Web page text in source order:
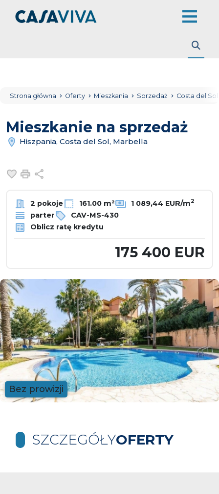
Strona główna Oferty Mieszkania Sprzedaż Costa del Sol
Mieszkanie na sprzedaż
Hiszpania, Costa del Sol, Marbella
Dodaj do ulubionych
Drukuj
2 pokoje 161.00 m² 1 089,44 EUR/m2
parter
CAV-MS-430
Oblicz ratę kredytu
175 400 EUR
Bez prowizji
SZCZEGÓŁYOFERTY